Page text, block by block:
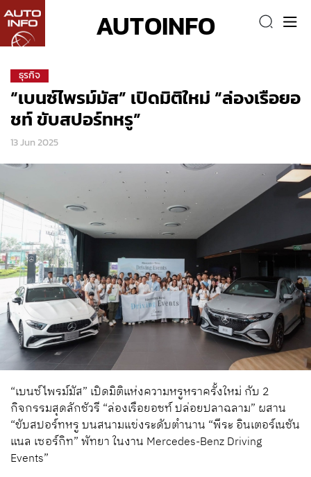
AUTOINFO
ธุรกิจ
“เบนซ์ไพรม์มัส” เปิดมิติใหม่ “ล่องเรือยอ
ชท์ ขับสปอร์ทหรู”
13 Jun 2025
“เบนซ์ไพรม์มัส” เปิดมิติแห่งความหรูหราครั้งใหม่ กับ 2
กิจกรรมสุดลักชัวรี “ล่องเรือยอชท์ ปล่อยปลาฉลาม” ผสาน
“ขับสปอร์ทหรู บนสนามแข่งระดับตำนาน “พีระ อินเตอร์เนชัน
แนล เซอร์กิท” พัทยา ในงาน Mercedes-Benz Driving
Events”